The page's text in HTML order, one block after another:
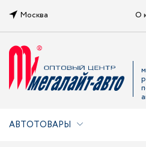
Москва О
АВТОТОВАРЫ